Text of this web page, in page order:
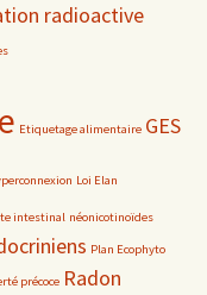
radioactive
Etiquetage alimentaire GES
Loi Elan
intestinal néonicotinoïdes
Plan Ecophyto
précoce Radon